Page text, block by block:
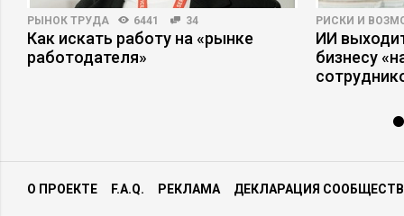
РЫНОК ТРУДА 6441 34
Как искать работу на «рынке
работодателя»
РИСКИ И
ИИ
бизнесу
О ПРОЕКТЕ F.A.Q. РЕКЛАМА ДЕКЛАРАЦИЯ